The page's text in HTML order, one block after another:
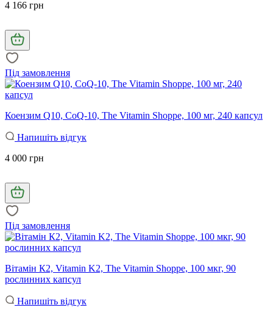
4 166 грн
Під замовлення
Коензим Q10, CoQ-10, The Vitamin Shoppe, 100 мг, 240 капсул
Напишіть відгук
4 000 грн
Під замовлення
Вітамін К2, Vitamin K2, The Vitamin Shoppe, 100 мкг, 90
рослинних капсул
Напишіть відгук